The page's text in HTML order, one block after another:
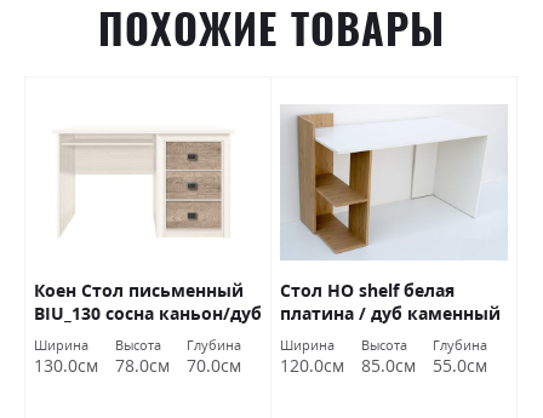
ПОХОЖИЕ ТОВАРЫ
Коен Стол письменный
BIU_130 сосна каньон/дуб
корабельный БРВ
Украина
Ширина
130.0см
Высота
78.0см
Глубина
70.0см
Стол HO shelf белая
платина / дуб каменный
ВМВ Холдинг
Ширина
120.0см
Высота
85.0см
Глубина
55.0см